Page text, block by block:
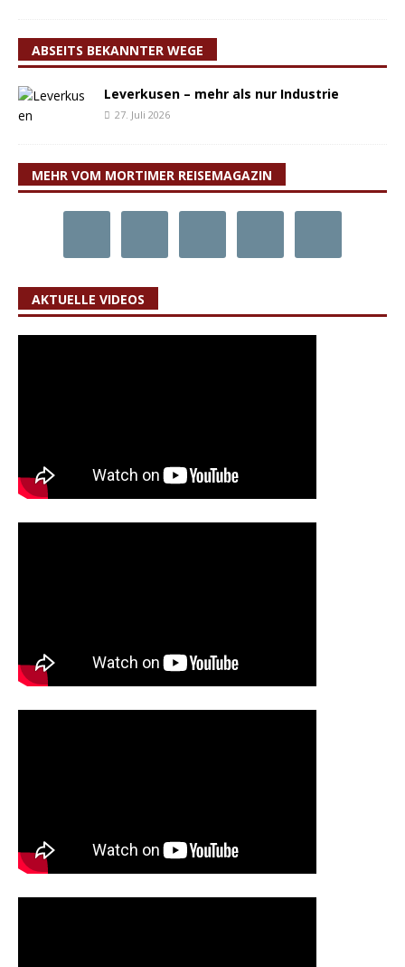
ABSEITS BEKANNTER WEGE
Leverkusen – mehr als nur Industrie
27. Juli 2026
MEHR VOM MORTIMER REISEMAGAZIN
AKTUELLE VIDEOS